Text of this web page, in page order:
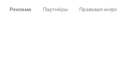
Реклама Партнёры Правовая